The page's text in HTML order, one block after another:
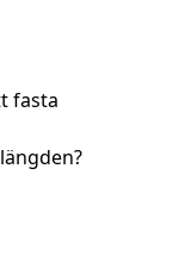
fasta